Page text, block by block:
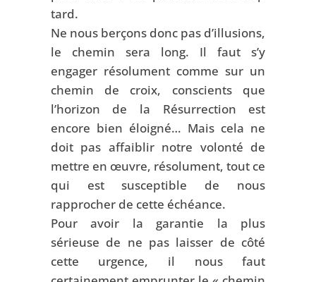
tard.
Ne nous berçons donc pas d’illusions,
le chemin sera long. Il faut s’y
engager résolument comme sur un
chemin de croix, conscients que
l’horizon de la Résurrection est
encore bien éloigné… Mais cela ne
doit pas affaiblir notre volonté de
mettre en œuvre, résolument, tout ce
qui est susceptible de nous
rapprocher de cette échéance.
Pour avoir la garantie la plus
sérieuse de ne pas laisser de côté
cette urgence, il nous faut